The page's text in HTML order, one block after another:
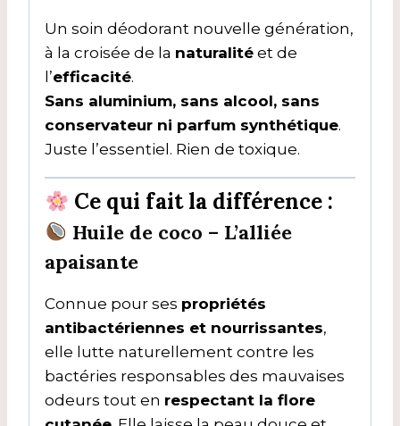
Un soin déodorant nouvelle génération,
à la croisée de la naturalité et de
l’efficacité.
Sans aluminium, sans alcool, sans
conservateur ni parfum synthétique.
Juste l’essentiel. Rien de toxique.
Ce qui fait la différence :
Huile de coco – L’alliée
apaisante
Connue pour ses propriétés
antibactériennes et nourrissantes,
elle lutte naturellement contre les
bactéries responsables des mauvaises
odeurs tout en respectant la flore